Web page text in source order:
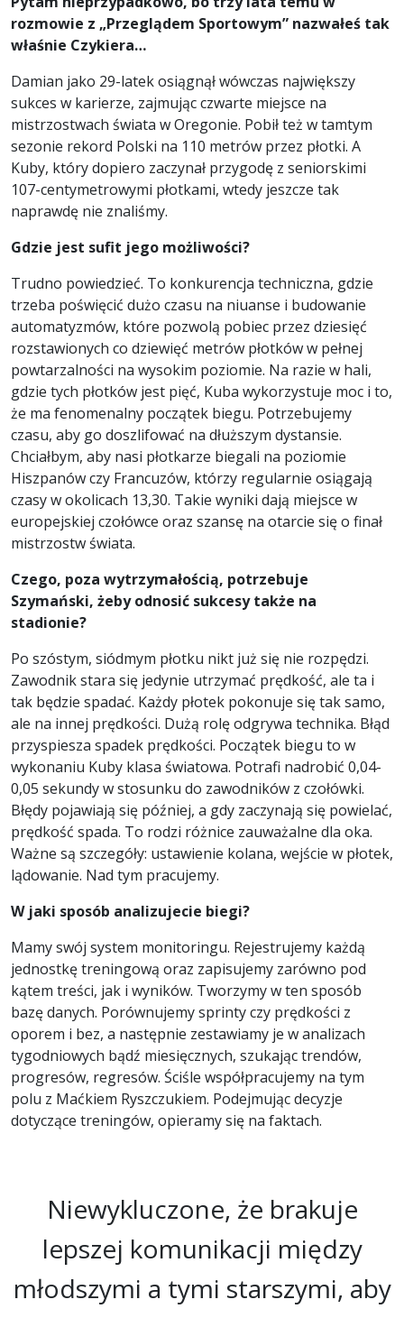
rozmowie z „Przeglądem Sportowym” nazwałeś tak
właśnie Czykiera…
Damian jako 29-latek osiągnął wówczas największy
sukces w karierze, zajmując czwarte miejsce na
mistrzostwach świata w Oregonie. Pobił też w tamtym
sezonie rekord Polski na 110 metrów przez płotki. A
Kuby, który dopiero zaczynał przygodę z seniorskimi
107-centymetrowymi płotkami, wtedy jeszcze tak
naprawdę nie znaliśmy.
Gdzie jest sufit jego możliwości?
Trudno powiedzieć. To konkurencja techniczna, gdzie
trzeba poświęcić dużo czasu na niuanse i budowanie
automatyzmów, które pozwolą pobiec przez dziesięć
rozstawionych co dziewięć metrów płotków w pełnej
powtarzalności na wysokim poziomie. Na razie w hali,
gdzie tych płotków jest pięć, Kuba wykorzystuje moc i to,
że ma fenomenalny początek biegu. Potrzebujemy
czasu, aby go doszlifować na dłuższym dystansie.
Chciałbym, aby nasi płotkarze biegali na poziomie
Hiszpanów czy Francuzów, którzy regularnie osiągają
czasy w okolicach 13,30. Takie wyniki dają miejsce w
europejskiej czołówce oraz szansę na otarcie się o finał
mistrzostw świata.
Czego, poza wytrzymałością, potrzebuje
Szymański, żeby odnosić sukcesy także na
stadionie?
Po szóstym, siódmym płotku nikt już się nie rozpędzi.
Zawodnik stara się jedynie utrzymać prędkość, ale ta i
tak będzie spadać. Każdy płotek pokonuje się tak samo,
ale na innej prędkości. Dużą rolę odgrywa technika. Błąd
przyspiesza spadek prędkości. Początek biegu to w
wykonaniu Kuby klasa światowa. Potrafi nadrobić 0,04-
0,05 sekundy w stosunku do zawodników z czołówki.
Błędy pojawiają się później, a gdy zaczynają się powielać,
prędkość spada. To rodzi różnice zauważalne dla oka.
Ważne są szczegóły: ustawienie kolana, wejście w płotek,
lądowanie. Nad tym pracujemy.
W jaki sposób analizujecie biegi?
Mamy swój system monitoringu. Rejestrujemy każdą
jednostkę treningową oraz zapisujemy zarówno pod
kątem treści, jak i wyników. Tworzymy w ten sposób
bazę danych. Porównujemy sprinty czy prędkości z
oporem i bez, a następnie zestawiamy je w analizach
tygodniowych bądź miesięcznych, szukając trendów,
progresów, regresów. Ściśle współpracujemy na tym
polu z Maćkiem Ryszczukiem. Podejmując decyzje
dotyczące treningów, opieramy się na faktach.
Niewykluczone, że brakuje
lepszej komunikacji między
młodszymi a tymi starszymi, aby